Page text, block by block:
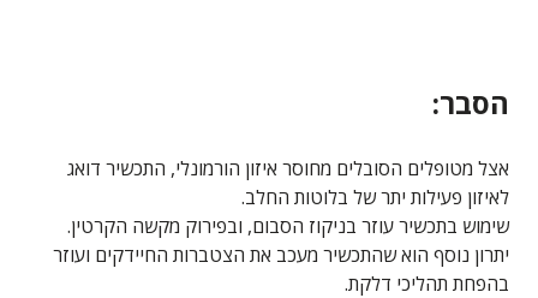
הסבר:
אצל מטופלים הסובלים מחוסר איזון הורמונלי, התכשיר דואג
לאיזון פעילות יתר של בלוטות החלב.
שימוש בתכשיר עוזר בניקוז הסבום, ובפירוק מקשה הקרטין.
יתרון נוסף הוא שהתכשיר מעכב את הצטברות החיידקים ועוזר
בהפחת תהליכי דלקת.